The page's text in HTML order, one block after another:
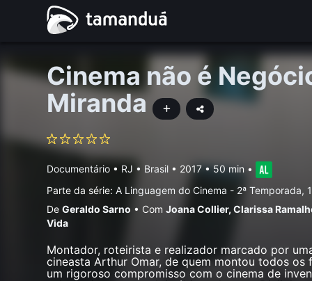
Cinema não é
Miranda
Documentário • RJ • Brasil • 2017 • 50 min •
Parte da série:A Linguagem do Cinema - 2ª Temporada,
DeGeraldo Sarno • ComJoana Collier,Clarissa
Vida
Montador, roteirista e realizador marcado por
cineasta Arthur Omar, de quem montou todos os
um rigoroso compromisso com o cinema de